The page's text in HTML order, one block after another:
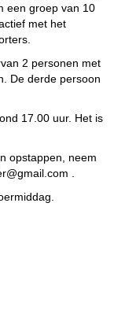
een groep van 10
met het
2 personen met
De derde persoon
17.00 uur. Het is
opstappen, neem
@gmail.com .